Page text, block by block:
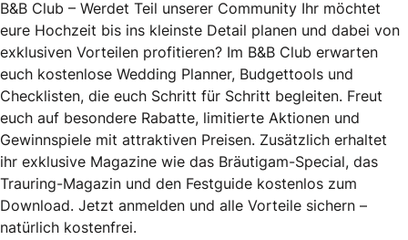
B&B Club – Werdet Teil unserer Community Ihr möchtet
eure Hochzeit bis ins kleinste Detail planen und dabei von
exklusiven Vorteilen profitieren? Im B&B Club erwarten
euch kostenlose Wedding Planner, Budgettools und
Checklisten, die euch Schritt für Schritt begleiten. Freut
euch auf besondere Rabatte, limitierte Aktionen und
Gewinnspiele mit attraktiven Preisen. Zusätzlich erhaltet
ihr exklusive Magazine wie das Bräutigam-Special, das
Trauring-Magazin und den Festguide kostenlos zum
Download. Jetzt anmelden und alle Vorteile sichern –
natürlich kostenfrei.